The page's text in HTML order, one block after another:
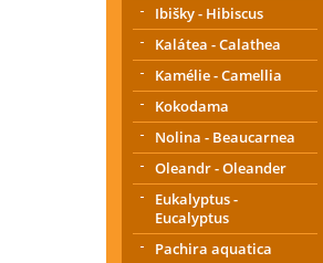
Ibišky - Hibiscus
Kalátea - Calathea
Kamélie - Camellia
Kokodama
Nolina - Beaucarnea
Oleandr - Oleander
Eukalyptus -
Eucalyptus
Pachira aquatica